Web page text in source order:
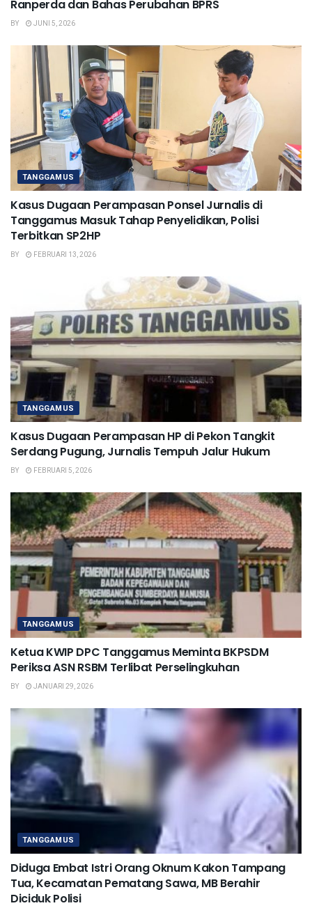
Ranperda dan Bahas Perubahan BPRS
BY JUNI 5, 2026
TANGGAMUS
Kasus Dugaan Perampasan Ponsel Jurnalis di
Tanggamus Masuk Tahap Penyelidikan, Polisi
Terbitkan SP2HP
BY FEBRUARI 13, 2026
TANGGAMUS
Kasus Dugaan Perampasan HP di Pekon Tangkit
Serdang Pugung, Jurnalis Tempuh Jalur Hukum
BY FEBRUARI 5, 2026
TANGGAMUS
Ketua KWIP DPC Tanggamus Meminta BKPSDM
Periksa ASN RSBM Terlibat Perselingkuhan
BY JANUARI 29, 2026
TANGGAMUS
Diduga Embat Istri Orang Oknum Kakon Tampang
Tua, Kecamatan Pematang Sawa, MB Berahir
Diciduk Polisi